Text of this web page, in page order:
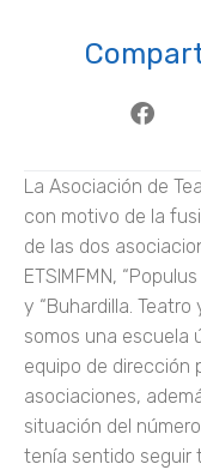
La Asociación de
con motivo de la
de las dos
ETSIMFMN,
y “Buhardilla. Teatro
somos una escuela
equipo de dirección
asociaciones,
situación del
tenía sentido seguir